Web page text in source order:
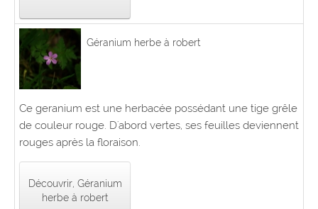
Géranium herbe à robert
Ce geranium est une herbacée possédant une tige grêle
de couleur rouge. D'abord vertes, ses feuilles deviennent
rouges après la floraison.
Découvrir, Géranium
herbe à robert